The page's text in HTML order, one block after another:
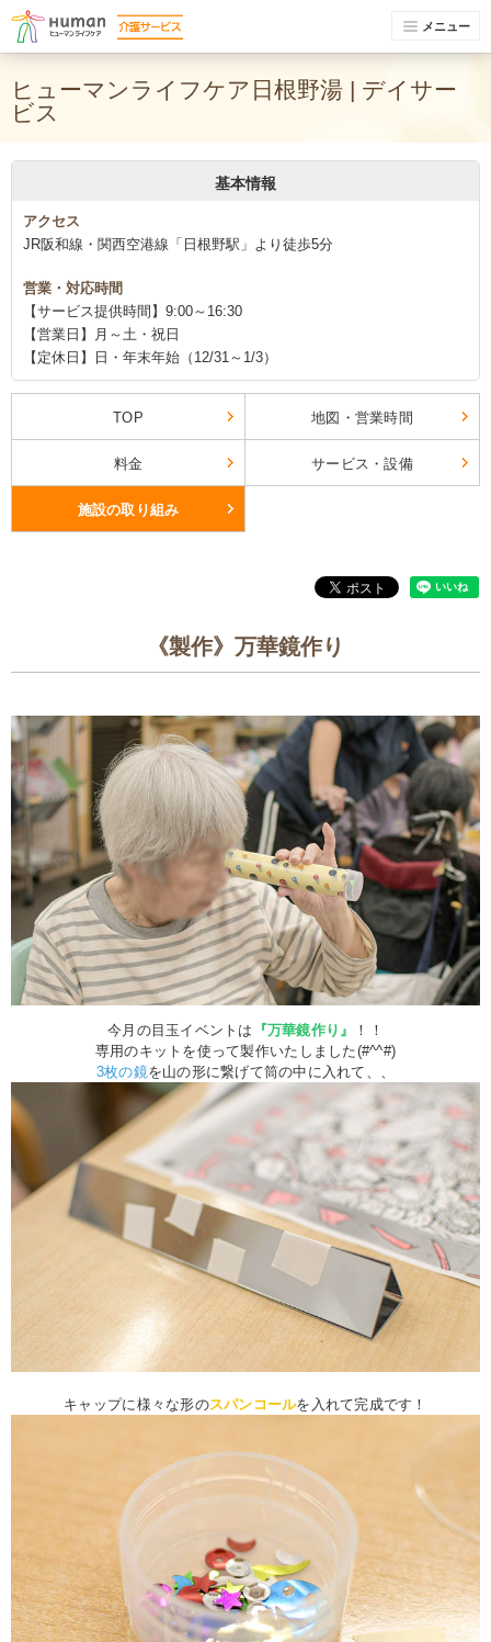
メニュー
ヒューマンライフケア日根野湯 | デイサー
ビス
基本情報
アクセス
JR阪和線・関西空港線「日根野駅」より徒歩5分
営業・対応時間
【サービス提供時間】9:00～16:30
【営業日】月～土・祝日
【定休日】日・年末年始（12/31～1/3）
TOP 地図・営業時間
料金 サービス・設備
施設の取り組み
《製作》万華鏡作り
今月の目玉イベントは 『万華鏡作り』
！！
専用のキットを使って製作いたしました(#^^#)
3枚の鏡を山の形に繋げて筒の中に入れて、、
キャップに様々な形のスパンコールを入れて完成です！